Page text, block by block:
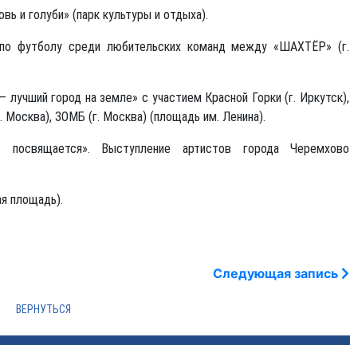
и голуби» (парк культуры и отдыха).
футболу среди любительских команд между «ШАХТЁР» (г.
город на земле» с участием Красной Горки (г. Иркутск),
Москва), ЗОМБ (г. Москва) (площадь им. Ленина).
Выступление артистов города Черемхово
площадь).
Следующая запись